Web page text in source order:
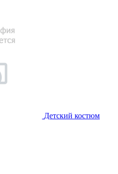
Детский костюм